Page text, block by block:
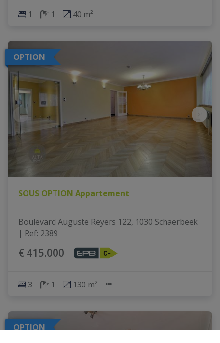
1 1 40 m²
OPTION
SOUS OPTION Appartement
Boulevard Auguste Reyers 122, 1030 Schaerbeek
| Ref: 2389
€ 415.000
3 1 130 m²
OPTION